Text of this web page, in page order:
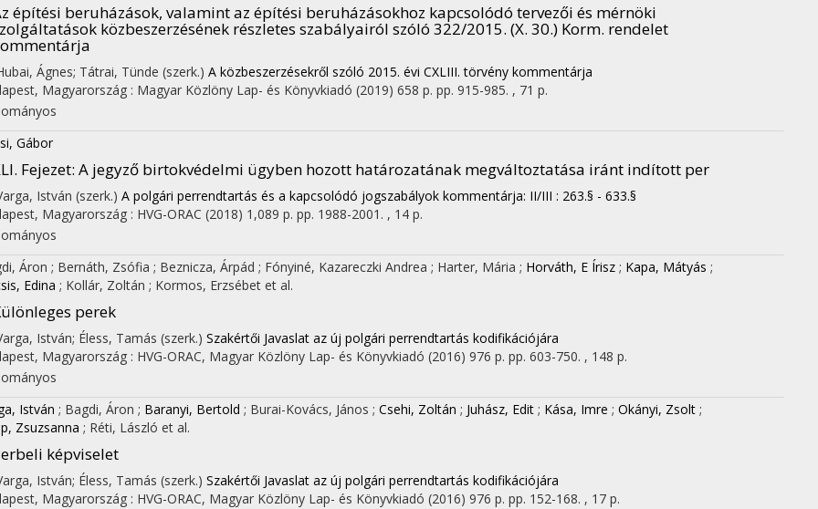
építési beruházások, valamint az építési beruházásokhoz kapcsolódó tervezői és mérnöki
közbeszerzésének részletes szabályairól szóló 322/2015. (X. 30.) Korm. rendelet
Ágnes; Tátrai, Tünde (szerk.) A közbeszerzésekről szóló 2015. évi CXLIII. törvény kommentárja
Magyarország : Magyar Közlöny Lap- és Könyvkiadó (2019) 658 p. pp. 915-985. , 71 p.
Gábor
Fejezet: A jegyző birtokvédelmi ügyben hozott határozatának megváltoztatása iránt indított per
István (szerk.) A polgári perrendtartás és a kapcsolódó jogszabályok kommentárja: II/III : 263.§ - 633.§
Magyarország : HVG-ORAC (2018) 1,089 p. pp. 1988-2001. , 14 p.
Áron ; Bernáth, Zsófia ; Beznicza, Árpád ; Fónyiné, Kazareczki Andrea ; Harter, Mária ; Horváth, E Írisz ; Kapa, Mátyás ;
Edina ; Kollár, Zoltán ; Kormos, Erzsébet et al.
perek
István; Éless, Tamás (szerk.) Szakértői Javaslat az új polgári perrendtartás kodifikációjára
Magyarország : HVG-ORAC, Magyar Közlöny Lap- és Könyvkiadó (2016) 976 p. pp. 603-750. , 148 p.
István ; Bagdi, Áron ; Baranyi, Bertold ; Burai-Kovács, János ; Csehi, Zoltán ; Juhász, Edit ; Kása, Imre ; Okányi, Zsolt ;
Zsuzsanna ; Réti, László et al.
képviselet
István; Éless, Tamás (szerk.) Szakértői Javaslat az új polgári perrendtartás kodifikációjára
Magyarország : HVG-ORAC, Magyar Közlöny Lap- és Könyvkiadó (2016) 976 p. pp. 152-168. , 17 p.